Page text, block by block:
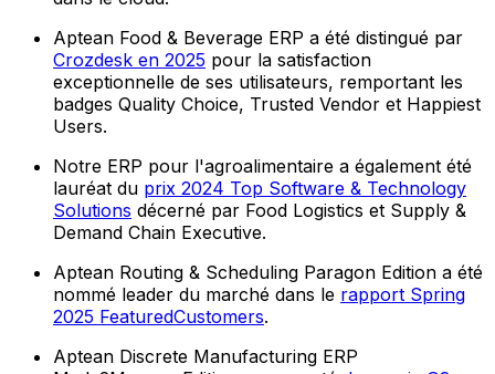
Aptean Food & Beverage ERP a été distingué par
Crozdesk en 2025 pour la satisfaction
exceptionnelle de ses utilisateurs, remportant les
badges Quality Choice, Trusted Vendor et Happiest
Users.
Notre ERP pour l'agroalimentaire a également été
lauréat du prix 2024 Top Software & Technology
Solutions décerné par Food Logistics et Supply &
Demand Chain Executive.
Aptean Routing & Scheduling Paragon Edition a été
nommé leader du marché dans le rapport Spring
2025 FeaturedCustomers.
Aptean Discrete Manufacturing ERP